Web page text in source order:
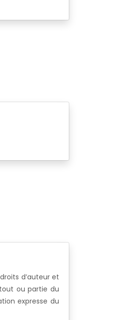
d’auteur et
ou partie du
expresse du